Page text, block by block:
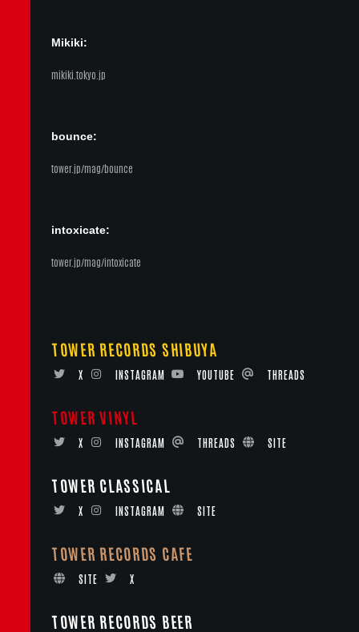
Mikiki:
mikiki.tokyo.jp
bounce:
tower.jp/mag/bounce
intoxicate:
tower.jp/mag/intoxicate
TOWER RECORDS SHIBUYA
X INSTAGRAM YOUTUBE THREADS
TOWER VINYL
X INSTAGRAM THREADS SITE
TOWER CLASSICAL
X INSTAGRAM SITE
TOWER RECORDS CAFE
SITE X
TOWER RECORDS BEER